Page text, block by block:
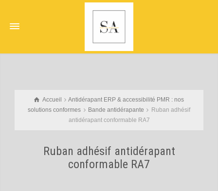
Accueil
Antidérapant ERP & accessibilité PMR : nos
solutions conformes
Bande antidérapante
Ruban adhésif
antidérapant conformable RA7
Ruban adhésif antidérapant
conformable RA7